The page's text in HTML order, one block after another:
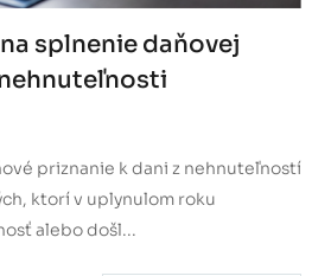
splnenie daňovej
priznanie k dani z nehnuteľností
ktorí v uplynulom roku
alebo došl...